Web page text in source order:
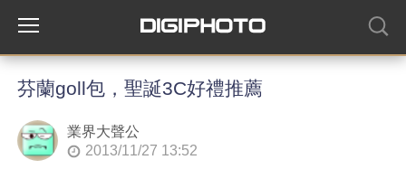
芬蘭goll包，聖誕3C好禮推薦
業界大聲公
2013/11/27 13:52